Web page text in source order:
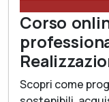
Corso
Scopri come